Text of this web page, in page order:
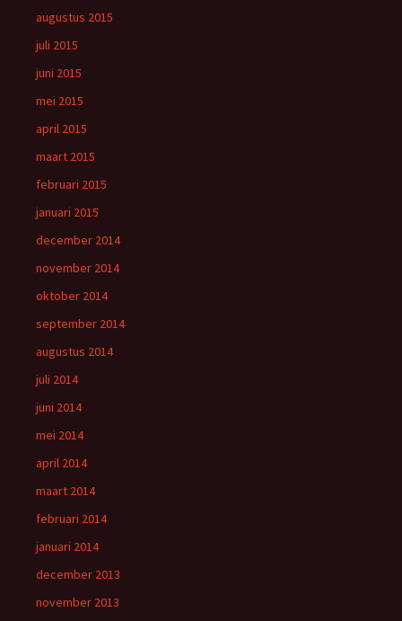
augustus 2015
juli 2015
juni 2015
mei 2015
april 2015
maart 2015
februari 2015
januari 2015
december 2014
november 2014
oktober 2014
september 2014
augustus 2014
juli 2014
juni 2014
mei 2014
april 2014
maart 2014
februari 2014
januari 2014
december 2013
november 2013